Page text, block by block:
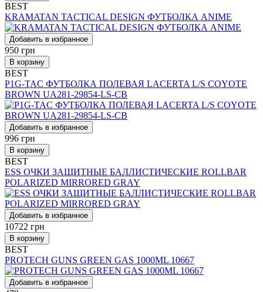
BEST
KRAMATAN TACTICAL DESIGN ФУТБОЛКА ANIME
Добавить в избранное
950 грн
В корзину
BEST
P1G-TAC ФУТБОЛКА ПОЛЕВАЯ LACERTA L/S COYOTE
BROWN UA281-29854-LS-CB
Добавить в избранное
996 грн
В корзину
BEST
ESS ОЧКИ ЗАЩИТНЫЕ БАЛЛИСТИЧЕСКИЕ ROLLBAR
POLARIZED MIRRORED GRAY
Добавить в избранное
10722 грн
В корзину
BEST
PROTECH GUNS GREEN GAS 1000ML 10667
Добавить в избранное